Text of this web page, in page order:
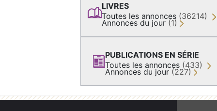
LIVRES
Toutes les annonces (36214)
Annonces du jour (1)
PUBLICATIONS EN SÉRIE
Toutes les annonces (433)
Annonces du jour (227)